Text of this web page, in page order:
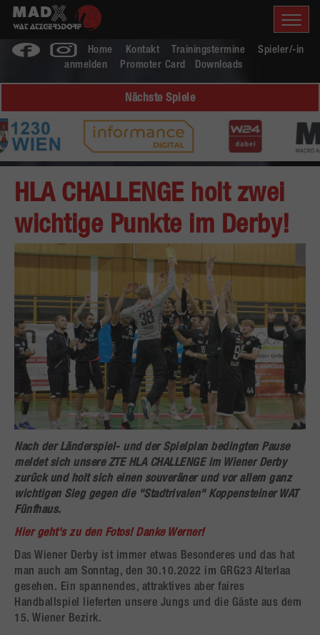
Home Kontakt Trainingstermine
Spieler/-in
anmelden
Promoter Card Downloads
Nächste Spiele
HLA CHALLENGE holt zwei
wichtige Punkte im Derby!
Nach der Länderspiel- und der Spielplan bedingten Pause
meldet sich unsere ZTE HLA CHALLENGE im Wiener Derby
zurück und holt sich einen souveräner und vor allem ganz
wichtigen Sieg gegen die "Stadtrivalen" Koppensteiner WAT
Fünfhaus.
Hier geht's zu den Fotos! Danke Werner!
Das Wiener Derby ist immer etwas Besonderes und das hat
man auch am Sonntag, den 30.10.2022 im GRG23 Alterlaa
gesehen. Ein spannendes, attraktives aber faires
Handballspiel lieferten unsere Jungs und die Gäste aus dem
15. Wiener Bezirk.